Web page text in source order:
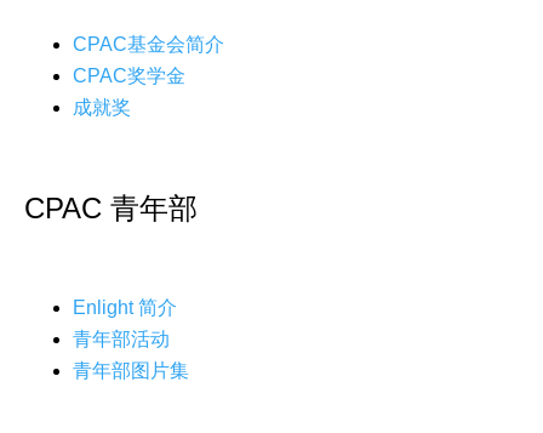
CPAC基金会简介
CPAC奖学金
成就奖
CPAC 青年部
Enlight 简介
青年部活动
青年部图片集